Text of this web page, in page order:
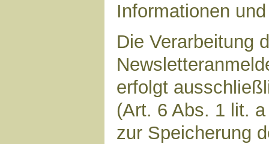
Informationen
Die Verarbeitung
erfolgt
(Art. 6 Abs. 1 lit.
zur Speicherung